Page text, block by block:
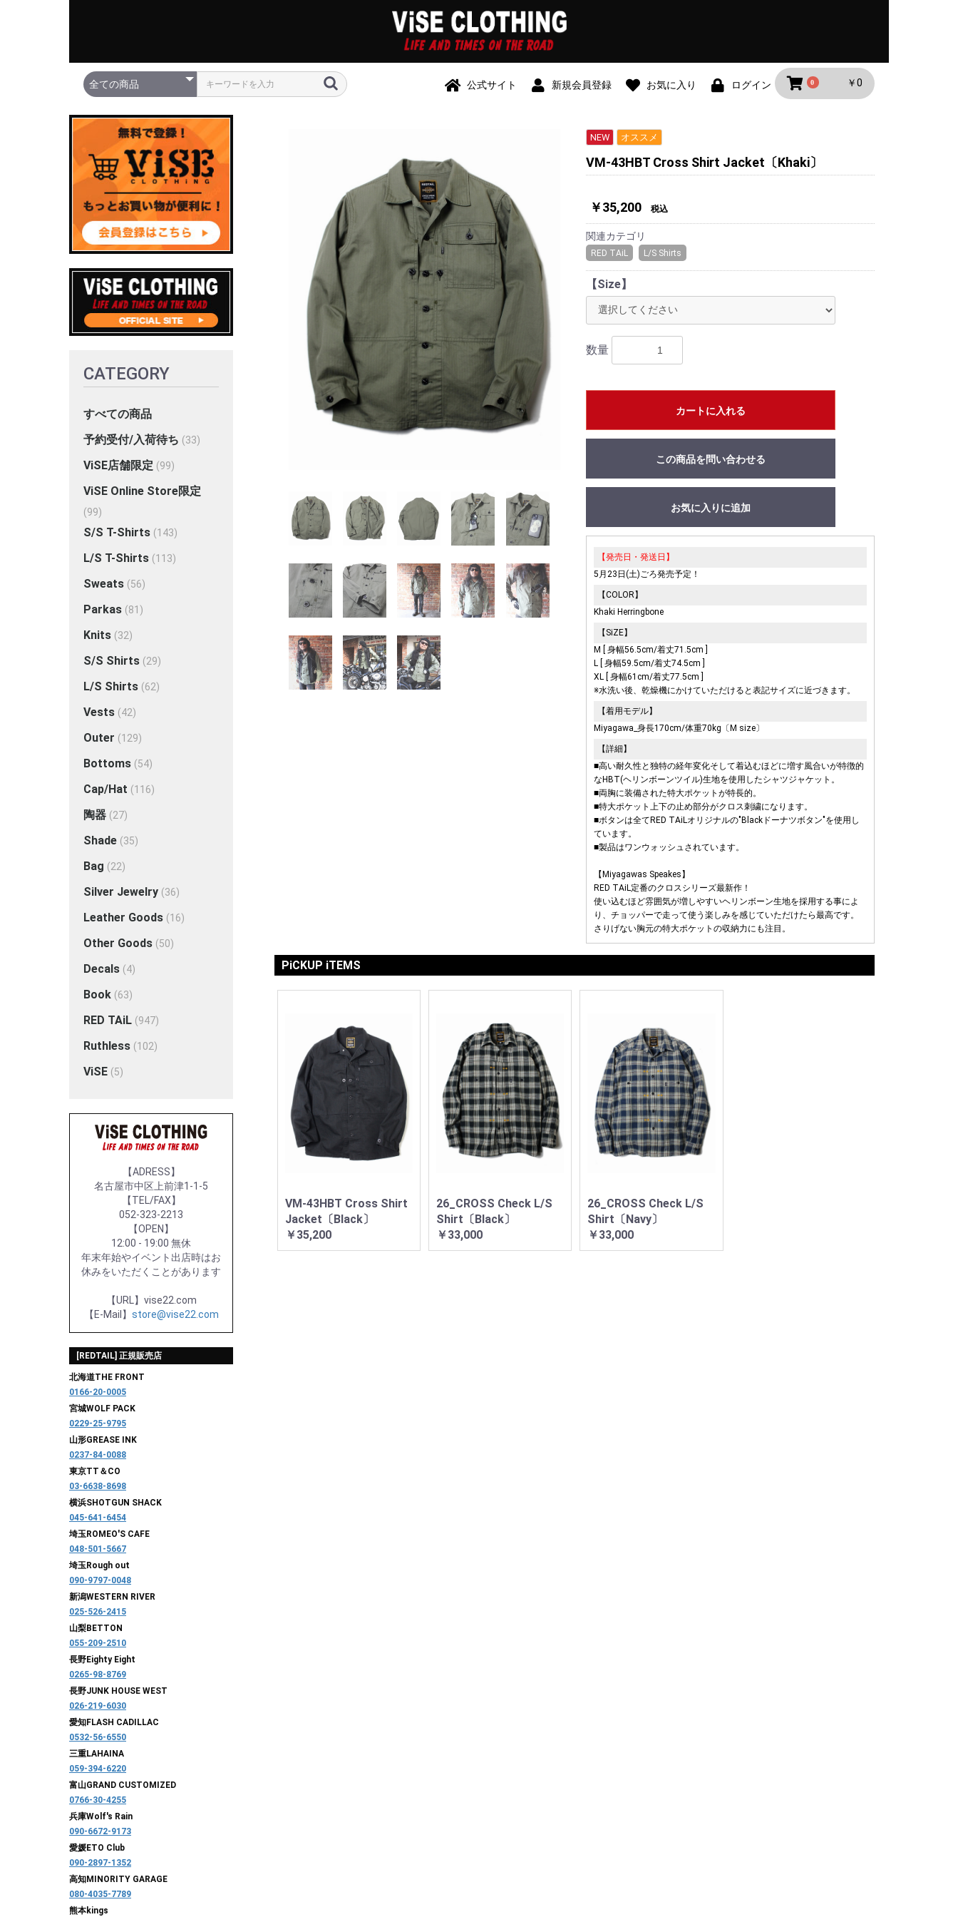
公式サイト 新規会員登録 お気に入り ログイン 0 ￥0
CATEGORY
すべての商品
予約受付/入荷待ち (33)
ViSE店舗限定 (99)
ViSE Online Store限定
(99)
S/S T-Shirts (143)
L/S T-Shirts (113)
Sweats (56)
Parkas (81)
Knits (32)
S/S Shirts (29)
L/S Shirts (62)
Vests (42)
Outer (129)
Bottoms (54)
Cap/Hat (116)
陶器 (27)
Shade (35)
Bag (22)
Silver Jewelry (36)
Leather Goods (16)
Other Goods (50)
Decals (4)
Book (63)
RED TAiL (947)
Ruthless (102)
ViSE (5)
【ADRESS】
名古屋市中区上前津1-1-5
【TEL/FAX】
052-323-2213
【OPEN】
12:00 - 19:00 無休
年末年始やイベント出店時はお
休みをいただくことがあります
【URL】vise22.com
【E-Mail】 store@vise22.com
[REDTAIL] 正規販売店
北海道THE FRONT
0166-20-0005
宮城WOLF PACK
0229-25-9795
山形GREASE INK
0237-84-0088
東京TT＆CO
03-6638-8698
横浜SHOTGUN SHACK
045-641-6454
埼玉ROMEO'S CAFE
048-501-5667
埼玉Rough out
090-9797-0048
新潟WESTERN RIVER
025-526-2415
山梨BETTON
055-209-2510
長野Eighty Eight
0265-98-8769
長野JUNK HOUSE WEST
026-219-6030
愛知FLASH CADILLAC
0532-56-6550
三重LAHAINA
059-394-6220
富山GRAND CUSTOMIZED
0766-30-4255
兵庫Wolf's Rain
090-6672-9173
愛媛ETO Club
090-2897-1352
高知MINORITY GARAGE
080-4035-7789
熊本kings
NEW オススメ
VM-43HBT Cross Shirt Jacket〔Khaki〕
￥35,200 税込
関連カテゴリ
RED TAiL L/S Shirts
【Size】
数量
カートに入れる
この商品を問い合わせる
お気に入りに追加
【発売日・発送日】
5月23日(土)ごろ発売予定！
【COLOR】
Khaki Herringbone
【SiZE】
M [ 身幅56.5cm/着丈71.5cm ]
L [ 身幅59.5cm/着丈74.5cm ]
XL [ 身幅61cm/着丈77.5cm ]
※水洗い後、乾燥機にかけていただけると表記サイズに近づきます。
【着用モデル】
Miyagawa_身長170cm/体重70kg〔M size〕
【詳細】
■高い耐久性と独特の経年変化そして着込むほどに増す風合いが特徴的
なHBT(ヘリンボーンツイル)生地を使用したシャツジャケット。
■両胸に装備された特大ポケットが特長的。
■特大ポケット上下の止め部分がクロス刺繍になります。
■ボタンは全てRED TAiLオリジナルの"Blackドーナツボタン"を使用し
ています。
■製品はワンウォッシュされています。
【Miyagawas Speakes】
RED TAiL定番のクロスシリーズ最新作！
使い込むほど雰囲気が増しやすいヘリンボーン生地を採用する事によ
り、チョッパーで走って使う楽しみを感じていただけたら最高です。
さりげない胸元の特大ポケットの収納力にも注目。
PiCKUP iTEMS
VM-43HBT Cross Shirt
Jacket〔Black〕
￥35,200
26_CROSS Check L/S
Shirt〔Black〕
￥33,000
26_CROSS Check L/S
Shirt〔Navy〕
￥33,000